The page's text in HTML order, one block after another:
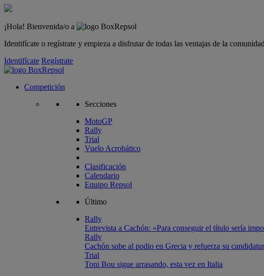
¡Hola! Bienvenida/o a
Identifícate o regístrate y empieza a disfrutar de todas las ventajas de la
Identifícate Regístrate
Competición
Secciones
MotoGP
Rally
Trial
Vuelo Acrobático
Clasificación
Calendario
Equipo Repsol
Último
Rally
Entrevista a Cachón: «Para conseguir el título sería
Rally
Cachón sube al podio en Grecia y refuerza su
Trial
Toni Bou sigue arrasando, esta vez en Italia